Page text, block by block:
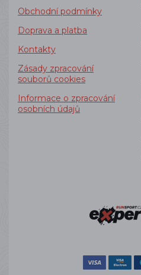
Obchodní podmínky
Doprava a platba
Kontakty
Zásady zpracování
souborů cookies
Informace o zpracování
osobních údajů